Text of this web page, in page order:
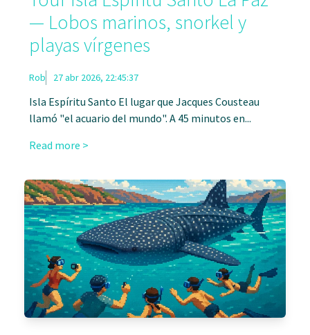
— Lobos marinos, snorkel y
playas vírgenes
Rob 27 abr 2026, 22:45:37
Isla Espíritu Santo El lugar que Jacques Cousteau
llamó "el acuario del mundo". A 45 minutos en...
Read more >